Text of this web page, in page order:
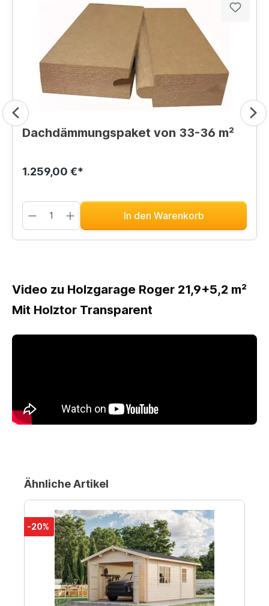
Dachdämmungspaket von 33-36 m²
1.259,00 €*
In den Warenkorb
Video zu Holzgarage Roger 21,9+5,2 m²
Mit Holztor Transparent
Ähnliche Artikel
-20%